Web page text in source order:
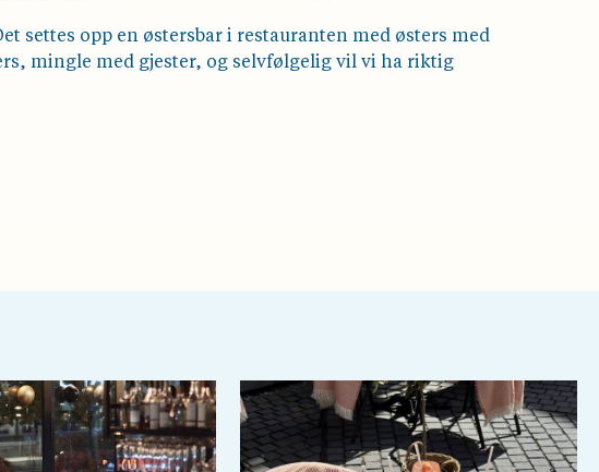
settes opp en østersbar i restauranten med østers med
mingle med gjester, og selvfølgelig vil vi ha riktig